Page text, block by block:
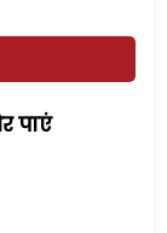
पाएं